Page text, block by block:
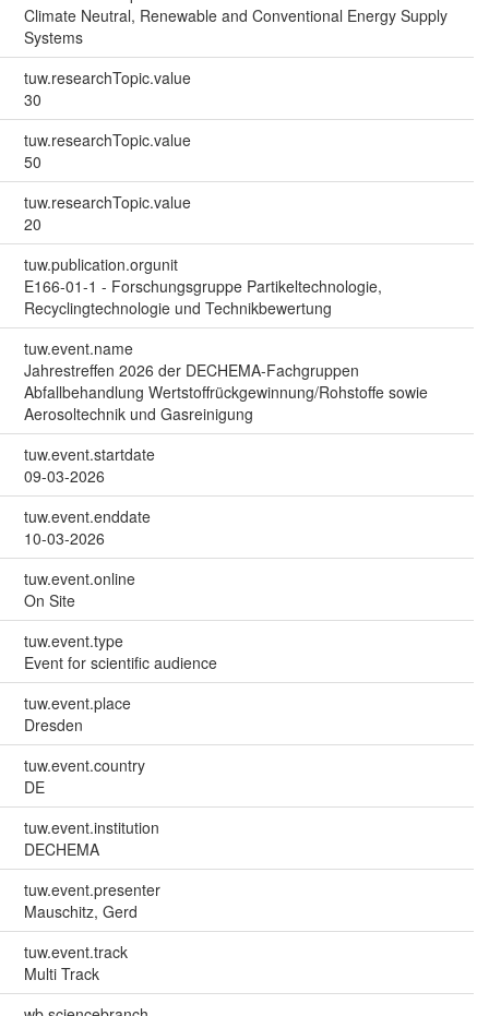
Climate Neutral, Renewable and Conventional Energy Supply
Systems
tuw.researchTopic.value
30
tuw.researchTopic.value
50
tuw.researchTopic.value
20
tuw.publication.orgunit
E166-01-1 - Forschungsgruppe Partikeltechnologie,
Recyclingtechnologie und Technikbewertung
tuw.event.name
Jahrestreffen 2026 der DECHEMA-Fachgruppen
Abfallbehandlung Wertstoffrückgewinnung/Rohstoffe sowie
Aerosoltechnik und Gasreinigung
tuw.event.startdate
09-03-2026
tuw.event.enddate
10-03-2026
tuw.event.online
On Site
tuw.event.type
Event for scientific audience
tuw.event.place
Dresden
tuw.event.country
DE
tuw.event.institution
DECHEMA
tuw.event.presenter
Mauschitz, Gerd
tuw.event.track
Multi Track